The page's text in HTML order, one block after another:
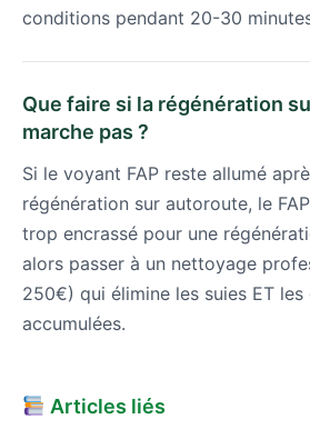
conditions pendant 20-30
Que faire si la régénération
marche pas ?
Si le voyant FAP reste allumé
régénération sur autoroute, le
trop encrassé pour une
alors passer à un nettoyage
250€) qui élimine les suies ET les
accumulées.
Articles liés